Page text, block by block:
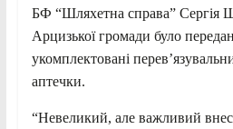
БФ “Шляхетна справа” Сергія
Арцизької громади було
укомплектовані
аптечки.
“Невеликий, але важливий